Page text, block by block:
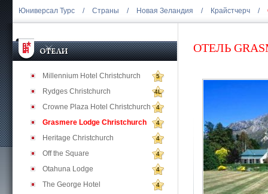
Юниверсал Турс / Страны / Новая Зеландия / Крайстчерч /
Millennium Hotel Christchurch 5
Rydges Christchurch 4L
Crowne Plaza Hotel Christchurch 4
Grasmere Lodge Christchurch 4
Heritage Christchurch 4
Off the Square 4
Otahuna Lodge 4
The George Hotel 4
ОТЕЛЬ